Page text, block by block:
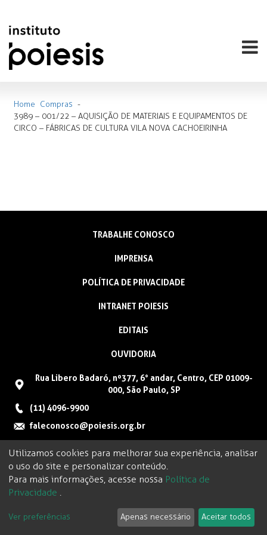
Home Compras -
3989 – 001/22 – AQUISIÇÃO DE MATERIAIS E EQUIPAMENTOS DE
CIRCO – FÁBRICAS DE CULTURA VILA NOVA CACHOEIRINHA
TRABALHE CONOSCO
IMPRENSA
POLÍTICA DE PRIVACIDADE
INTRANET POIESIS
EDITAIS
OUVIDORIA
Rua Libero Badaró, nº377, 6° andar, Centro, CEP 01009-
000, São Paulo, SP
(11) 4096-9900
faleconosco@poiesis.org.br
Utilizamos cookies para melhorar sua experiência, analisar
o uso do site e personalizar conteúdo.
Para mais informações, acesse nossa Política de
Privacidade .
Ver preferências Apenas necessário Aceitar todos